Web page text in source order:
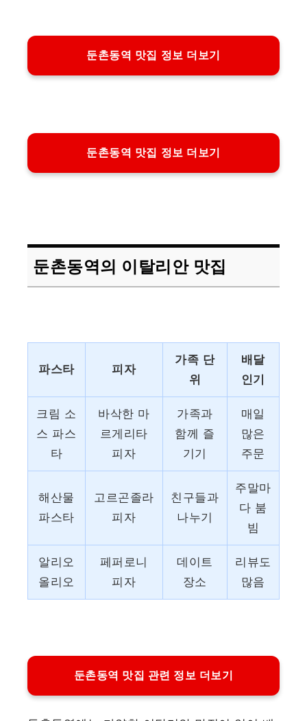
둔촌동역 맛집 정보 더보기
둔촌동역 맛집 정보 더보기
둔촌동역의 이탈리안 맛집
파스타 피자
가족 단
위
배달
인기
크림 소
스 파스
타
바삭한 마
르게리타
피자
가족과
함께 즐
기기
매일
많은
주문
해산물
파스타
고르곤졸라
피자
친구들과
나누기
주말마
다 붐
빔
알리오
올리오
페퍼로니
피자
데이트
장소
리뷰도
많음
둔촌동역 맛집 관련 정보 더보기